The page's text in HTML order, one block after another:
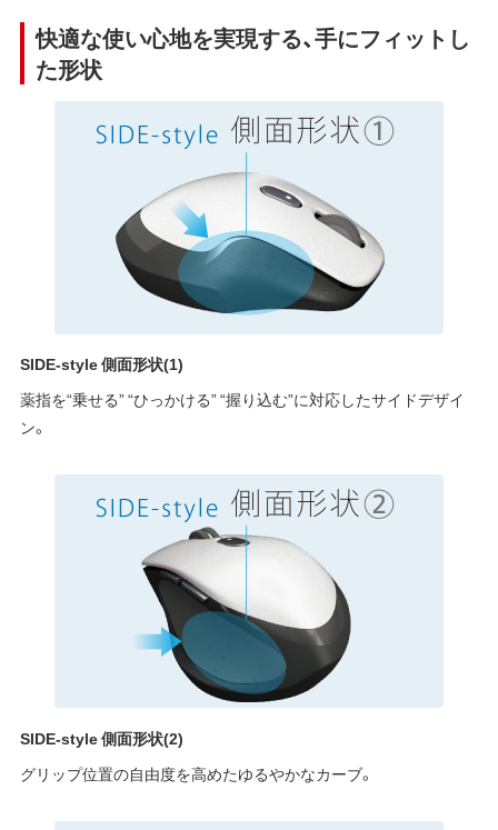
快適な使い心地を実現する、手にフィットし
た形状
SIDE-style 側面形状(1)
薬指を“乗せる” “ひっかける” “握り込む”に対応したサイドデザイ
ン。
SIDE-style 側面形状(2)
グリップ位置の自由度を高めたゆるやかなカーブ。